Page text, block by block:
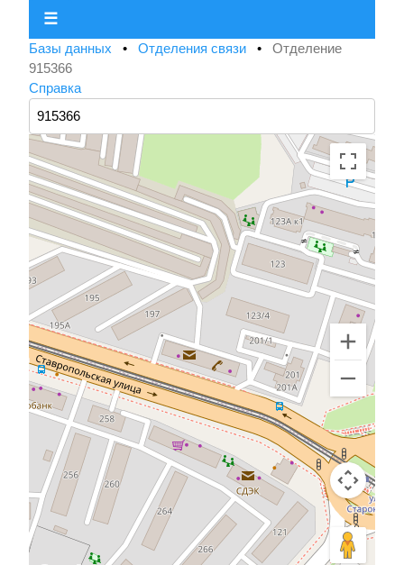
☰
Базы данных • Отделения связи • Отделение
915366
Справка